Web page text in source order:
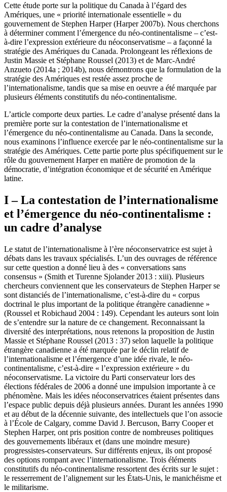
Cette étude porte sur la politique du Canada à l’égard des
Amériques, une « priorité internationale essentielle » du
gouvernement de Stephen Harper (Harper 2007b). Nous cherchons
à déterminer comment l’émergence du néo-continentalisme – c’est-
à-dire l’expression extérieure du néoconservatisme – a façonné la
stratégie des Amériques du Canada. Prolongeant les réflexions de
Justin Massie et Stéphane Roussel (2013) et de Marc-André
Anzueto (2014a ; 2014b), nous démontrons que la formulation de la
stratégie des Amériques est restée assez proche de
l’internationalisme, tandis que sa mise en oeuvre a été marquée par
plusieurs éléments constitutifs du néo-continentalisme.
L’article comporte deux parties. Le cadre d’analyse présenté dans la
première porte sur la contestation de l’internationalisme et
l’émergence du néo-continentalisme au Canada. Dans la seconde,
nous examinons l’influence exercée par le néo-continentalisme sur la
stratégie des Amériques. Cette partie porte plus spécifiquement sur le
rôle du gouvernement Harper en matière de promotion de la
démocratie, d’intégration économique et de sécurité en Amérique
latine.
I – La contestation de l’internationalisme
et l’émergence du néo-continentalisme :
un cadre d’analyse
Le statut de l’internationalisme à l’ère néoconservatrice est sujet à
débats dans les travaux spécialisés. L’un des ouvrages de référence
sur cette question a donné lieu à des « conversations sans
consensus » (Smith et Turenne Sjolander 2013 : xiii). Plusieurs
chercheurs conviennent que les conservateurs de Stephen Harper se
sont distanciés de l’internationalisme, c’est-à-dire du « corpus
doctrinal le plus important de la politique étrangère canadienne »
(Roussel et Robichaud 2004 : 149). Cependant les auteurs sont loin
de s’entendre sur la nature de ce changement. Reconnaissant la
diversité des interprétations, nous retenons la proposition de Justin
Massie et Stéphane Roussel (2013 : 37) selon laquelle la politique
étrangère canadienne a été marquée par le déclin relatif de
l’internationalisme et l’émergence d’une idée rivale, le néo-
continentalisme, c’est-à-dire « l’expression extérieure » du
néoconservatisme. La victoire du Parti conservateur lors des
élections fédérales de 2006 a donné une impulsion importante à ce
phénomène. Mais les idées néoconservatrices étaient présentes dans
l’espace public depuis déjà plusieurs années. Durant les années 1990
et au début de la décennie suivante, des intellectuels que l’on associe
à l’École de Calgary, comme David J. Bercuson, Barry Cooper et
Stephen Harper, ont pris position contre de nombreuses politiques
des gouvernements libéraux et (dans une moindre mesure)
progressistes-conservateurs. Sur différents enjeux, ils ont proposé
des options rompant avec l’internationalisme. Trois éléments
constitutifs du néo-continentalisme ressortent des écrits sur le sujet :
le resserrement de l’alignement sur les États-Unis, le manichéisme et
le militarisme.